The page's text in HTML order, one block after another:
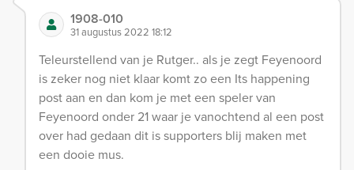
1908-010
31 augustus 2022 18:12
Teleurstellend van je Rutger.. als je zegt Feyenoord
is zeker nog niet klaar komt zo een Its happening
post aan en dan kom je met een speler van
Feyenoord onder 21 waar je vanochtend al een post
over had gedaan dit is supporters blij maken met
een dooie mus.